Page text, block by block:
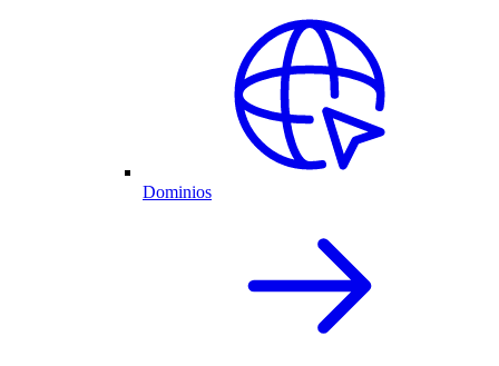
Dominios